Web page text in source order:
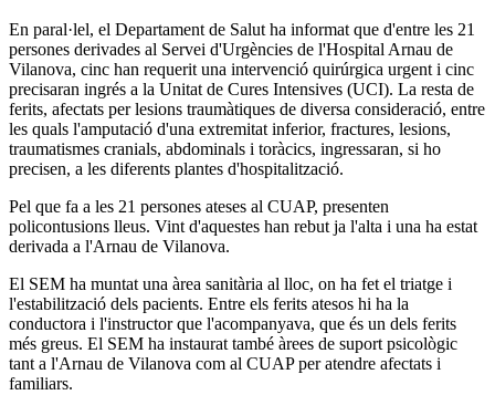
En paral·lel, el Departament de Salut ha informat que d'entre les 21
persones derivades al Servei d'Urgències de l'Hospital Arnau de
Vilanova, cinc han requerit una intervenció quirúrgica urgent i cinc
precisaran ingrés a la Unitat de Cures Intensives (UCI). La resta de
ferits, afectats per lesions traumàtiques de diversa consideració, entre
les quals l'amputació d'una extremitat inferior, fractures, lesions,
traumatismes cranials, abdominals i toràcics, ingressaran, si ho
precisen, a les diferents plantes d'hospitalització.
Pel que fa a les 21 persones ateses al CUAP, presenten
policontusions lleus. Vint d'aquestes han rebut ja l'alta i una ha estat
derivada a l'Arnau de Vilanova.
El SEM ha muntat una àrea sanitària al lloc, on ha fet el triatge i
l'estabilització dels pacients. Entre els ferits atesos hi ha la
conductora i l'instructor que l'acompanyava, que és un dels ferits
més greus. El SEM ha instaurat també àrees de suport psicològic
tant a l'Arnau de Vilanova com al CUAP per atendre afectats i
familiars.